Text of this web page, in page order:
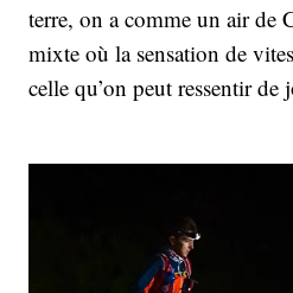
terre, on a comme un air de
mixte où la sensation de
celle qu’on peut ressentir de